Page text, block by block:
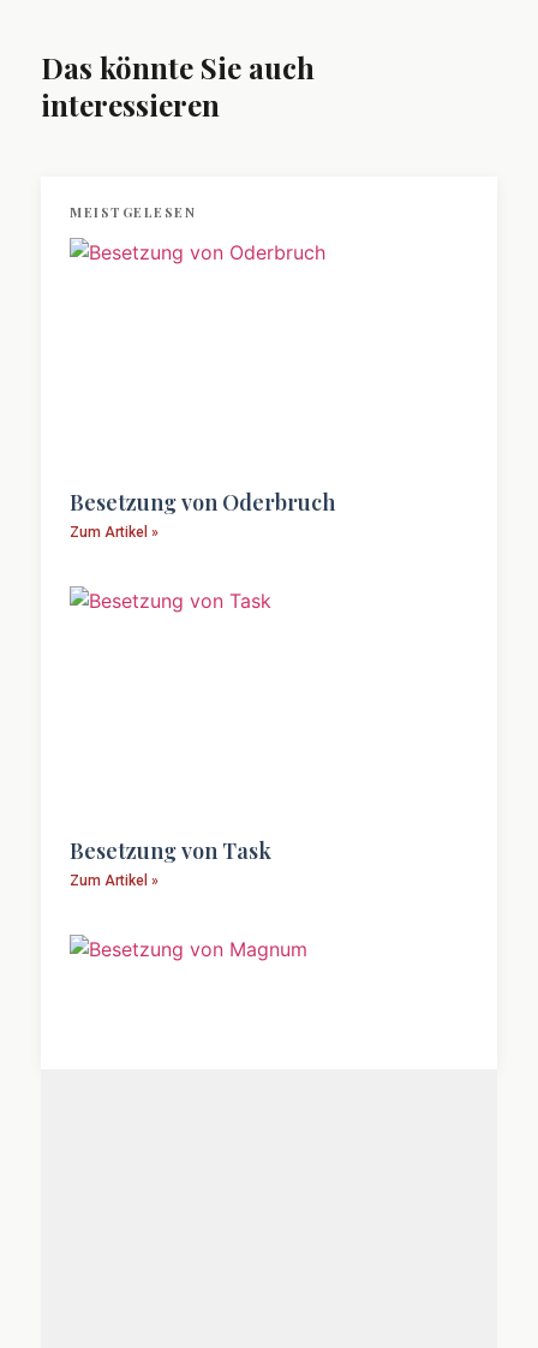
Das könnte Sie auch
interessieren
MEISTGELESEN
Besetzung von Oderbruch
Zum Artikel »
Besetzung von Task
Zum Artikel »